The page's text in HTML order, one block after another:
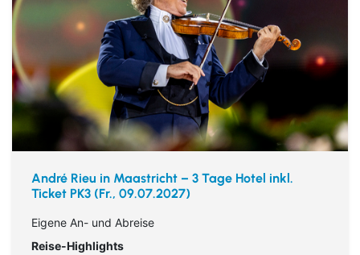
André Rieu in Maastricht – 3 Tage Hotel inkl.
Ticket PK3 (Fr., 09.07.2027)
Eigene An- und Abreise
Reise-Highlights